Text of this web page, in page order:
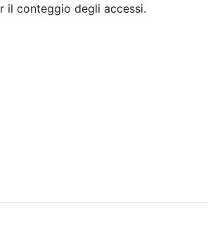
il conteggio degli accessi.